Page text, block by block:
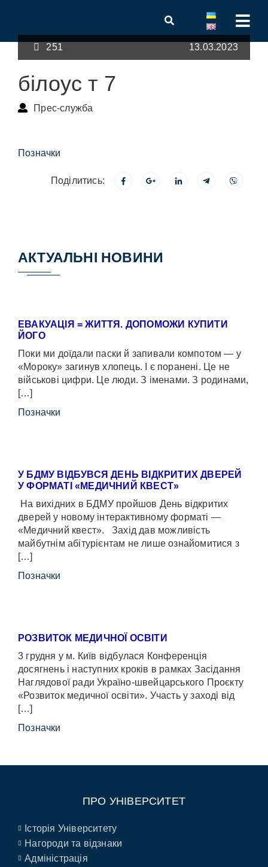
251 13.03.2023
білоус т 7
Прес-служба
Позначки
Поділитись:
АКТУАЛЬНІ НОВИНИ
ЕВАКУАЦІЯ = ЖИТТЯ. ДОПОМОЖИ КУПИТИ
ЙОГО
Поки ми доїдали паски й запивали компотом — у
«Мороку» загинув хлопець. І є поранені. Це не
військові цифри. Це люди. З іменами. З родинами,
[…]
Позначки
У БДМУ ВІДБУВСЯ ДЕНЬ ВІДКРИТИХ ДВЕРЕЙ
У ФОРМАТІ «МЕДИЧНИЙ КВЕСТ»
На вихідних в БДМУ пройшов День відкритих
дверей у новому інтерактивному форматі —
«Медичний квест». Захід дав можливість
майбутнім абітурієнтам не лише ознайомитися з
[…]
Позначки
РОЗВИТОК МЕДИЧНОЇ ОСВІТИ
3 грудня у м. Київ відбулася Конференція
досягнень і наступних кроків в рамках Засідання
Наглядової ради Україно-швейцарського Проєкту
«Розвиток медичної освіти». Участь у заході від
[…]
Позначки
ПРО УНІВЕРСИТЕТ
Історія Університету
Нагороди та відзнаки
Адміністрація